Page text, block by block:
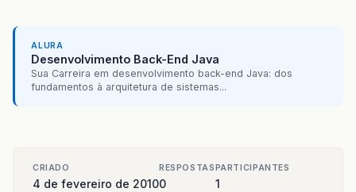
ALURA
Desenvolvimento Back-End Java
Sua Carreira em desenvolvimento back-end Java: dos
fundamentos à arquitetura de sistemas...
CRIADO
4 de fevereiro de 2010
RESPOSTAS
0
PARTICIPANTES
1